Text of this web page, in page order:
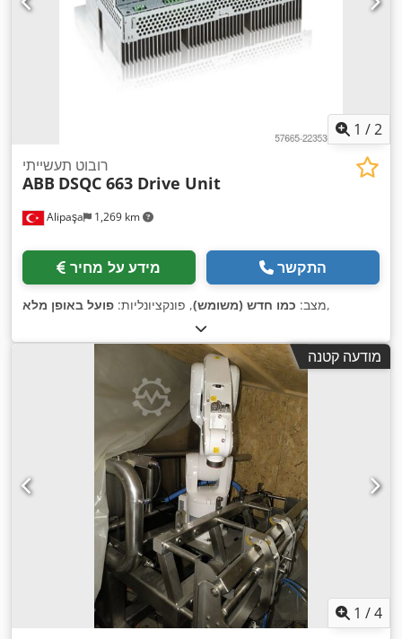
1 /2
Alipaşa 1,269 km
רובוט תעשייתי
ABB DSQC 663 Drive Unit
מידע על מחיר התקשר
מצב: כמו חדש (משומש), פונקציונליות: פועל באופן מלא ,
מודעה קטנה
1 /4